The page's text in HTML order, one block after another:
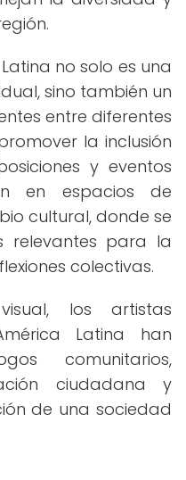
no solo es una
sino también un
entre diferentes
la inclusión
y eventos
en espacios de
cultural, donde se
relevantes para la
colectivas.
los artistas
Latina han
comunitarios,
ciudadana y
de una sociedad